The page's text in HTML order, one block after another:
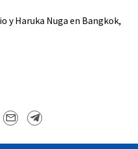
y Haruka Nuga en Bangkok,